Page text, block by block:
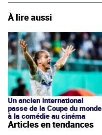
À lire aussi
Un ancien international
passe de la Coupe du monde
à la comédie au cinéma
Articles en tendances